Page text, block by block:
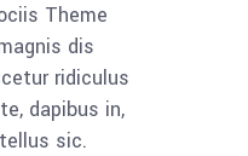
Theme
dis
ridiculus
dapibus in,
sic.